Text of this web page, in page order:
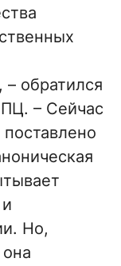
– обратился
– Сейчас
Но,